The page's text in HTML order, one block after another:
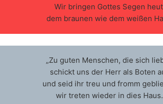
Wir bringen Gottes Segen
dem braunen wie dem weißen
„Zu guten Menschen, die sich
schickt uns der Herr als Boten
und seid ihr treu und fromm
wir treten wieder in dies